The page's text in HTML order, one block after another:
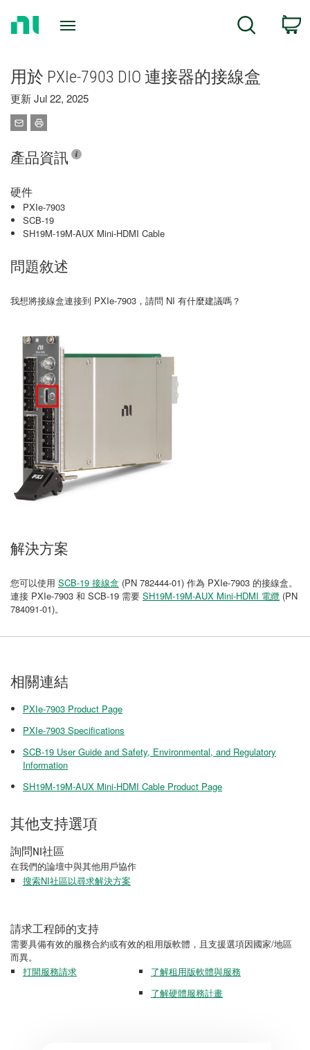
Search
用於 PXIe-7903 DIO 連接器的接線盒
更新 Jul 22, 2025
產品資訊
硬件
PXIe-7903
SCB-19
SH19M-19M-AUX Mini-HDMI Cable
問題敘述
我想將接線盒連接到 PXIe-7903，請問 NI 有什麼建議嗎？
解決方案
您可以使用 SCB-19 接線盒 (PN 782444-01) 作為 PXIe-7903 的接線盒。
連接 PXIe-7903 和 SCB-19 需要 SH19M-19M-AUX Mini-HDMI 電纜 (PN
784091-01)。
相關連結
PXIe-7903 Product Page
PXIe-7903 Specifications
SCB-19 User Guide and Safety, Environmental, and Regulatory
Information
SH19M-19M-AUX Mini-HDMI Cable Product Page
其他支持選項
詢問NI社區
在我們的論壇中與其他用戶協作
搜索NI社區以尋求解決方案
請求工程師的支持
需要具備有效的服務合約或有效的租用版軟體，且支援選項因國家/地區
而異。
打開服務請求
了解租用版軟體與服務
了解硬體服務計畫